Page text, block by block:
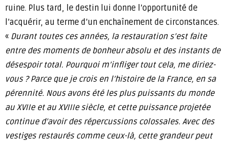
ruine. Plus tard, le destin lui donne l’opportunité de
l’acquérir, au terme d’un enchaînement de circonstances.
« Durant toutes ces années, la restauration s’est faite
entre des moments de bonheur absolu et des instants de
désespoir total. Pourquoi m’infliger tout cela, me diriez-
vous ? Parce que je crois en l’histoire de la France, en sa
pérennité. Nous avons été les plus puissants du monde
au XVIIe et au XVIIIe siècle, et cette puissance projetée
continue d’avoir des répercussions colossales. Avec des
vestiges restaurés comme ceux-là, cette grandeur peut